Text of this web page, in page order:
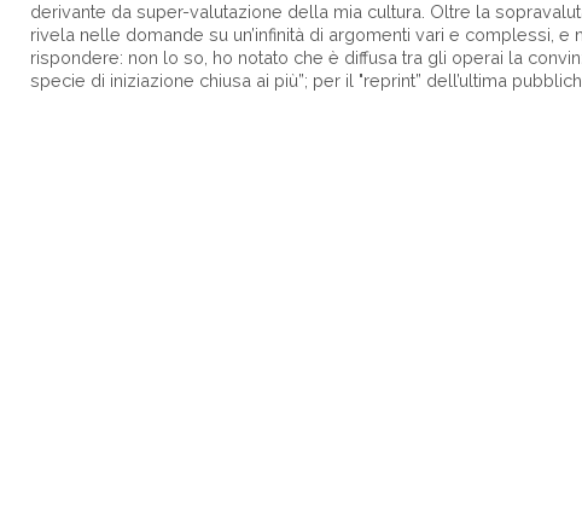
derivante da super-valutazione della mia cultura. Oltre la
rivela nelle domande su un’infinità di argomenti vari e complessi,
rispondere: non lo so, ho notato che è diffusa tra gli operai la
specie di iniziazione chiusa ai più”; per il "reprint” dell’ultima